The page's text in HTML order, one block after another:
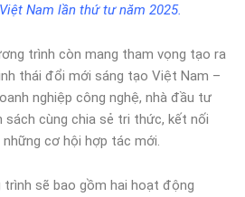
Nam lần thứ tư năm 2025.
trình còn mang tham vọng tạo ra
thái đổi mới sáng tạo Việt Nam –
nghiệp công nghệ, nhà đầu tư
sách cùng chia sẻ tri thức, kết nối
cơ hội hợp tác mới.
trình sẽ bao gồm hai hoạt động